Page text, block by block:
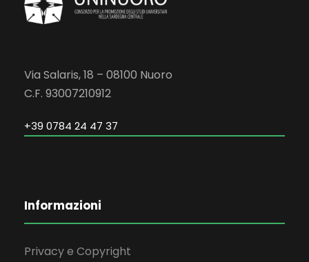
Via Salaris, 18 – 08100 Nuoro
C.F. 93007210912
+39 0784 24 47 37
Informazioni
Privacy e Copyright